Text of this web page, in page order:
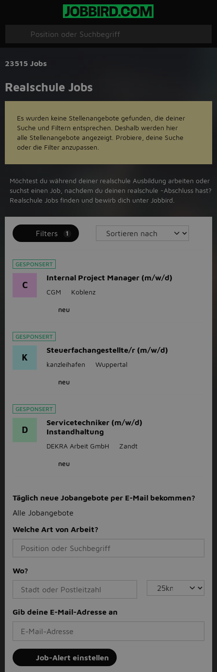
23515 Jobs
Realschule Jobs
Es wurden keine Stellenangebote gefunden, die deiner
Suche und Filtern entsprechen. Deshalb werden hier
alle Stellenangebote angezeigt. Probiere, deine Suche
oder die Filter anzupassen.
Möchtest du während deiner realschule Ausbildung arbeiten oder
suchst einen Job, nachdem du deinen realschule -Abschluss hast?
Realschule Jobs finden und bewirb dich unter Jobbird.
Filters 1
GESPONSERT
C
Internal Project Manager (m/w/d)
CGM Koblenz
neu
GESPONSERT
K
Steuerfachangestellte/r (m/w/d)
kanzleihafen Wuppertal
neu
GESPONSERT
D
Servicetechniker (m/w/d)
Instandhaltung
DEKRA Arbeit GmbH Zandt
neu
Täglich neue Jobangebote per E-Mail bekommen?
Alle Jobangebote
Welche Art von Arbeit?
Wo?
Gib deine E-Mail-Adresse an
Job-Alert einstellen